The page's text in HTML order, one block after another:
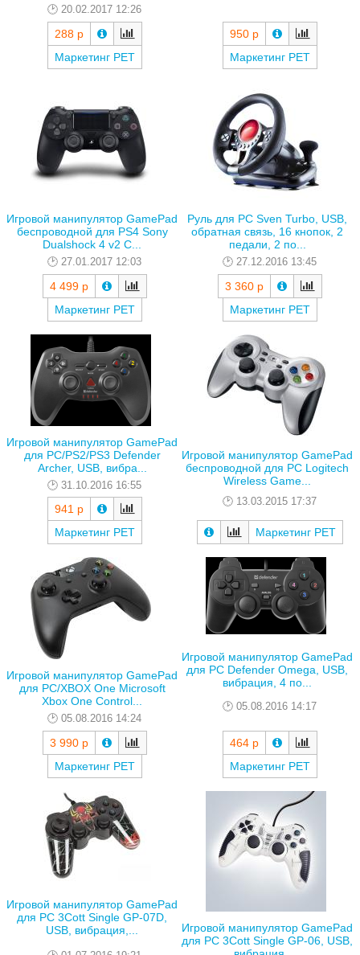
20.02.2017 12:26
288 р
Маркетинг РЕТ
950 р
Маркетинг РЕТ
Игровой манипулятор GamePad
беспроводной для PS4 Sony
Dualshock 4 v2 C...
27.01.2017 12:03
4 499 р
Маркетинг РЕТ
Руль для PC Sven Turbo, USB,
обратная связь, 16 кнопок, 2
педали, 2 по...
27.12.2016 13:45
3 360 р
Маркетинг РЕТ
Игровой манипулятор GamePad
для PC/PS2/PS3 Defender
Archer, USB, вибра...
31.10.2016 16:55
941 р
Маркетинг РЕТ
Игровой манипулятор GamePad
беспроводной для PC Logitech
Wireless Game...
13.03.2015 17:37
Маркетинг РЕТ
Игровой манипулятор GamePad
для PC/XBOX One Microsoft
Xbox One Control...
05.08.2016 14:24
3 990 р
Маркетинг РЕТ
Игровой манипулятор GamePad
для PC Defender Omega, USB,
вибрация, 4 по...
05.08.2016 14:17
464 р
Маркетинг РЕТ
Игровой манипулятор GamePad
для PC 3Cott Single GP-07D,
USB, вибрация,...
Игровой манипулятор GamePad
для PC 3Cott Single GP-06, USB,